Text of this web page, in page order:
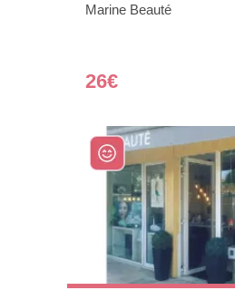
Marine Beauté
26€